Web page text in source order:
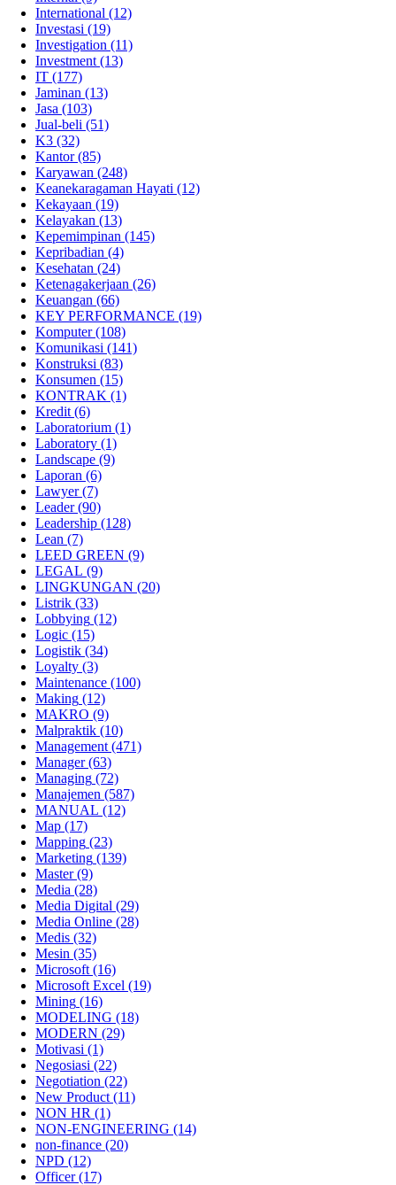
International (12)
Investasi (19)
Investigation (11)
Investment (13)
IT (177)
Jaminan (13)
Jasa (103)
Jual-beli (51)
K3 (32)
Kantor(85)
Karyawan (248)
Keanekaragaman Hayati (12)
Kekayaan (19)
Kelayakan (13)
Kepemimpinan (145)
Kepribadian (4)
Kesehatan (24)
Ketenagakerjaan (26)
Keuangan (66)
KEY PERFORMANCE (19)
Komputer(108)
Komunikasi (141)
Konstruksi (83)
Konsumen (15)
KONTRAK (1)
Kredit (6)
Laboratorium (1)
Laboratory (1)
Landscape (9)
Laporan (6)
Lawyer(7)
Leader(90)
Leadership (128)
Lean (7)
LEED GREEN (9)
LEGAL (9)
LINGKUNGAN (20)
Listrik (33)
Lobbying (12)
Logic (15)
Logistik (34)
Loyalty (3)
Maintenance (100)
Making (12)
MAKRO (9)
Malpraktik (10)
Management (471)
Manager(63)
Managing (72)
Manajemen (587)
MANUAL (12)
Map (17)
Mapping (23)
Marketing (139)
Master(9)
Media (28)
Media Digital (29)
Media Online (28)
Medis (32)
Mesin (35)
Microsoft (16)
Microsoft Excel (19)
Mining (16)
MODELING (18)
MODERN (29)
Motivasi (1)
Negosiasi (22)
Negotiation (22)
New Product (11)
NON HR (1)
NON-ENGINEERING (14)
non-finance (20)
NPD (12)
Officer(17)